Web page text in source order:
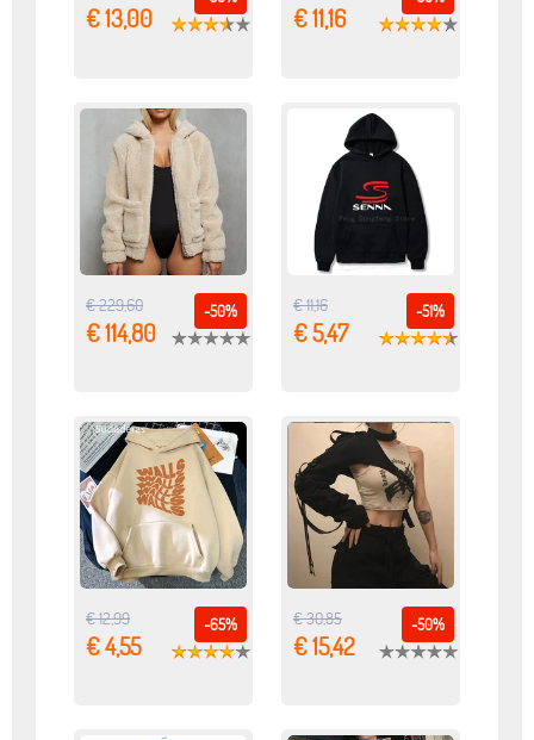
€ 13,00 € 11,16
-50%
€ 229,60
€ 114,80
-51%
€ 11,16
€ 5,47
-65%
€ 12,99
€ 4,55
-50%
€ 30,85
€ 15,42